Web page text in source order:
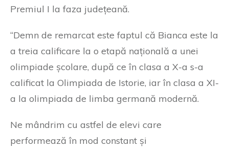
Premiul I la faza județeană.
“Demn de remarcat este faptul că Bianca este la
a treia calificare la o etapă națională a unei
olimpiade școlare, după ce în clasa a X-a s-a
calificat la Olimpiada de Istorie, iar în clasa a XI-
a la olimpiada de limba germană modernă.
Ne mândrim cu astfel de elevi care
performează în mod constant și